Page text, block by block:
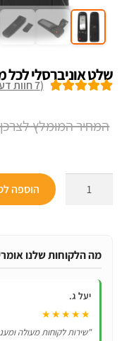
שלט אוניברסלי לכל
(
7חוות
לכל
אלקטרה
הוספה
מה הלקוחות שלנו
יעל ג.
★★★★★
"שירות לקוחות מעולה